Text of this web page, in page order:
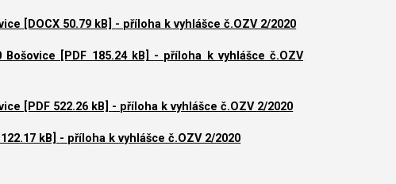
[DOCX 50.79 kB] - příloha k vyhlášce č.OZV 2/2020
[PDF 185.24 kB] - příloha k vyhlášce č.OZV
[PDF 522.26 kB] - příloha k vyhlášce č.OZV 2/2020
kB] - příloha k vyhlášce č.OZV 2/2020